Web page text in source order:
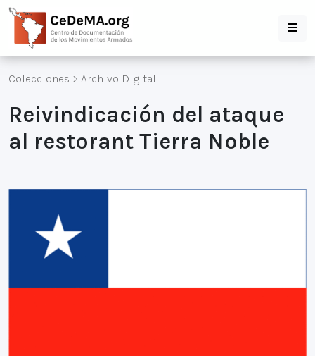
Colecciones > Archivo Digital
Reivindicación del ataque
al restorant Tierra Noble